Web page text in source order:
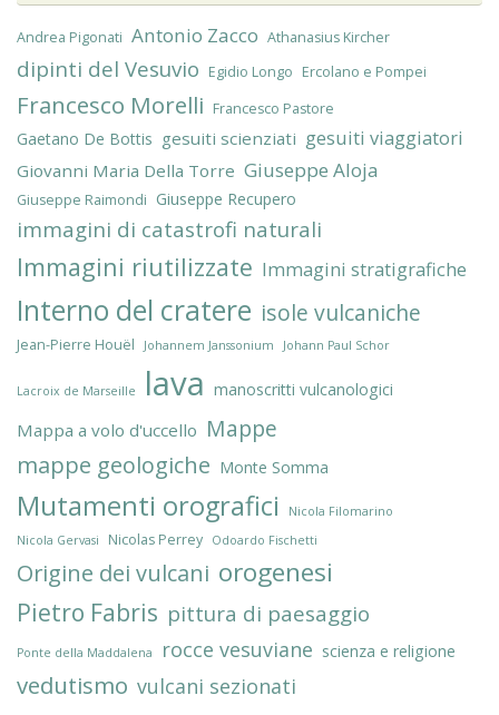
Andrea Pigonati Antonio Zacco Athanasius Kircher
dipinti del Vesuvio Egidio Longo Ercolano e Pompei
Francesco Morelli Francesco Pastore
Gaetano De Bottis gesuiti scienziati gesuiti viaggiatori
Giovanni Maria Della Torre Giuseppe Aloja
Giuseppe Raimondi Giuseppe Recupero
immagini di catastrofi naturali
Immagini riutilizzate Immagini stratigrafiche
Interno del cratere isole vulcaniche
Jean-Pierre Houël Johannem Janssonium Johann Paul Schor
Lacroix de Marseille lava manoscritti vulcanologici
Mappa a volo d'uccello Mappe
mappe geologiche Monte Somma
Mutamenti orografici
Nicola Filomarino
Nicola Gervasi
Nicolas Perrey Odoardo Fischetti
Origine dei vulcani orogenesi
Pietro Fabris pittura di paesaggio
Ponte della Maddalena rocce vesuviane scienza e religione
vedutismo vulcani sezionati